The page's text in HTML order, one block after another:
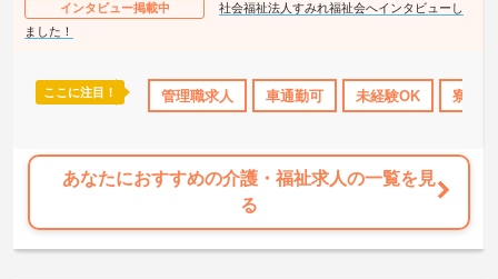
ポート 研修制度あり 産休･育休･介護休暇取得実績あり 高収
インタビュー掲載中
社会福祉法人すみれ福祉会へインタビューし
ました！
ここに注目！ 管理職求人 車通勤可 未経験OK 寮・
あなたにおすすめの介護・福祉求人の一覧を見
る